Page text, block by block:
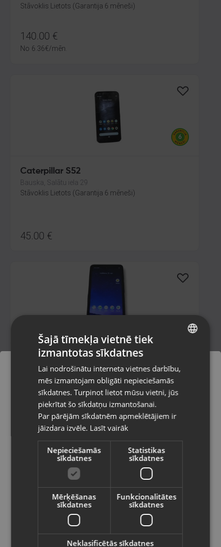
Stāvoklis Lietots (Garantija 6 mēneši)
140.00 €
No 6.36€/mēn.
Caterpillar S52
Bauska, Salātu iela 29
Stāvoklis Lietots (Garantija 6 mēneši)
45.00 €
Caterpillar S75
Ventspils, Lidotāju iela 24-37
Stāvoklis Lietots (Garantija 6 mēneši)
180.00€
/mēn.
Caterpillar S75 128GB
Pasūtījumi tiks piegādāti uz
izvēlēto valsti
Vietnes saturs būs attēlots izvēlētajā
valodā
Valsts
Latviešu / Latvian
RUSSIAN
Šajā tīmekļa vietnē tiek
izmantotas sīkdatnes
Lai nodrošinātu interneta vietnes darbību,
mēs izmantojam obligāti nepieciešamās
sīkdatnes. Turpinot lietot mūsu vietni, jūs
piekrītat šo sīkdatņu izmantošanai.
Par pārējām sīkdatnēm apmeklētājiem ir
jāizdara izvēle. Lasīt vairāk
Nepieciešamās
sīkdatnes
Statistikas
sīkdatnes
Mērķēšanas
sīkdatnes
Funkcionalitātes
sīkdatnes
Neklasificētās sīkdatnes